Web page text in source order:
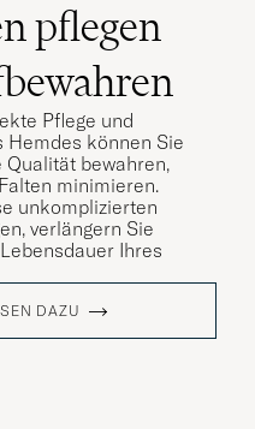
pflegen
Pflege und
Hemdes können Sie
Qualität bewahren,
minimieren.
unkomplizierten
verlängern Sie
Ihres
DAZU